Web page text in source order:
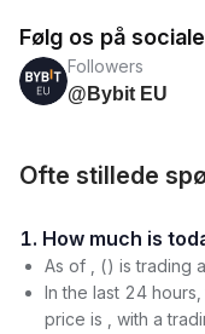
Følg os på
Followers
@Bybit EU
Ofte stillede
1. How
As of , () is trading
In the last 24
price is , with a